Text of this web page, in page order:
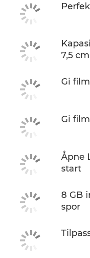
7,5 cm
Gi
Gi
Åpne
start
8 GB
spor